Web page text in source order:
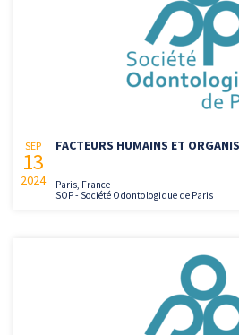
SEP
13
2024
FACTEURS HUMAINS ET
Paris, France
SOP - Société Odontologique de Paris